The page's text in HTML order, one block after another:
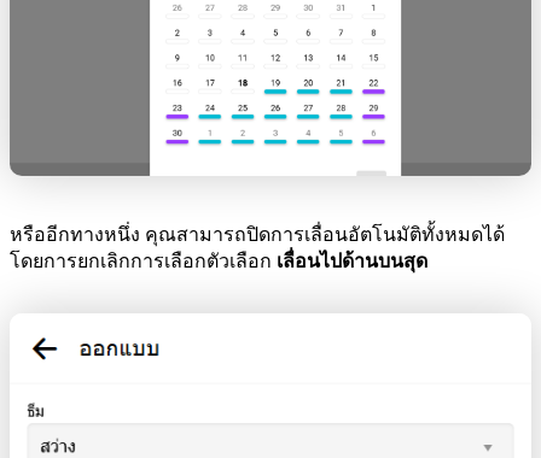
หรืออีกทางหนึ่ง คุณสามารถปิดการเลื่อนอัตโนมัติทั้งหมดได้
โดยการยกเลิกการเลือกตัวเลือก เลื่อนไปด้านบนสุด